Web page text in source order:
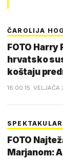
ČAROLIJA
FOTO
hrvatsko
koštaju
16:00 15. VELJAČA
FOTO
Marjanom: